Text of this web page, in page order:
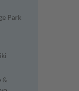
Park
&